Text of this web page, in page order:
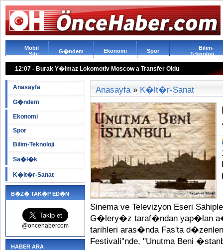
Mobil
Site
G�ndem Ekonomi Spor
Bilim-
Teknoloji
12:07 - Burak Y�lmaz Lokomotiv Moscow a Transfer Oldu
Anasayfa
G�ndem
Ekonomi
Spor
Bilim-Teknoloji
Sa�l�k
K�lt�r-Sanat
B�Z� TAK�P ED�N
@oncehabercom
HABER ARA
Anasayfa» K�lt�r-Sanat
Sinema ve Televizyon Eseri
G�lery�z taraf�ndan yap�lan
tarihleri aras�nda Fas'ta
Festivali"nde, "Unutma Beni